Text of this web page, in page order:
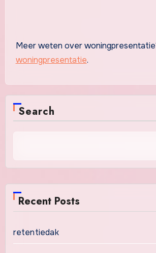
Meer weten over
woningpresentatie.
Search
Recent Posts
retentiedak